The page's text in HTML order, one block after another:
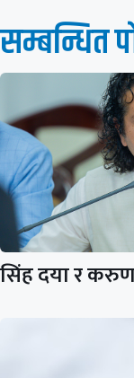
सम्बन्धित
सिंह दया र